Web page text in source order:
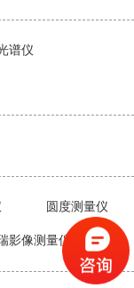
谱仪
圆度测量仪
影像测量仪